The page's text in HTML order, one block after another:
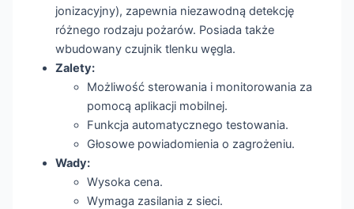
jonizacyjny), zapewnia niezawodną detekcję
różnego rodzaju pożarów. Posiada także
wbudowany czujnik tlenku węgla.
Zalety:
Możliwość sterowania i monitorowania za
pomocą aplikacji mobilnej.
Funkcja automatycznego testowania.
Głosowe powiadomienia o zagrożeniu.
Wady:
Wysoka cena.
Wymaga zasilania z sieci.